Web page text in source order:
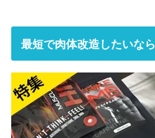
最短で肉体改造したいなら